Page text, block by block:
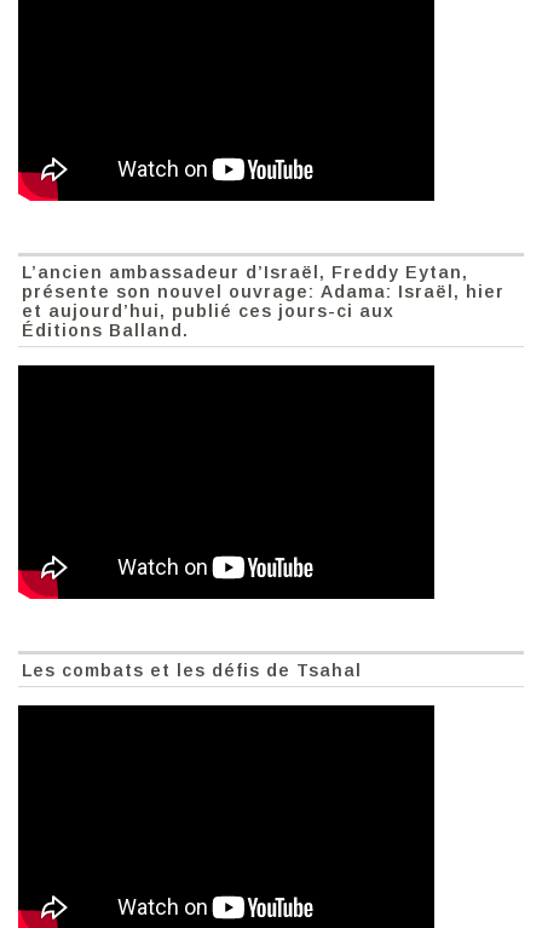
L’ancien ambassadeur d’Israël, Freddy Eytan,
présente son nouvel ouvrage: Adama: Israël, hier
et aujourd’hui, publié ces jours-ci aux
Éditions Balland.
Les combats et les défis de Tsahal